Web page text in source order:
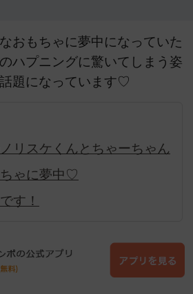
おもちゃに夢中になっていた
ハプニングに驚いてしまう姿
題になっています♡
リスケくんとちゃーちゃん
ゃに夢中♡
す！